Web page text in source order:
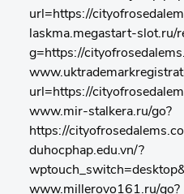
url=https://
laskma.megastart-slot.ru/
g=https://
url=https://
www.mir-stalkera.ru/go?
https://
duhocphap.edu.vn/?
www.millerovo161.ru/go?